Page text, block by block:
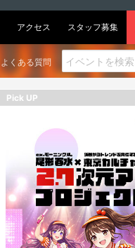
アクセス スタッフ募集
よくある質問
Pick UP